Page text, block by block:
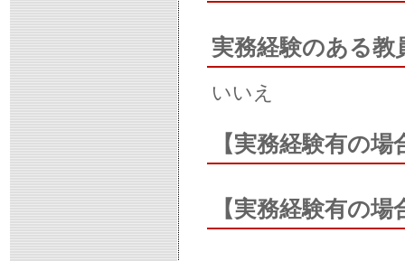
実務経験のある教
いいえ
【実務経験有の
【実務経験有の